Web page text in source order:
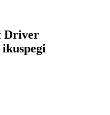
Driver